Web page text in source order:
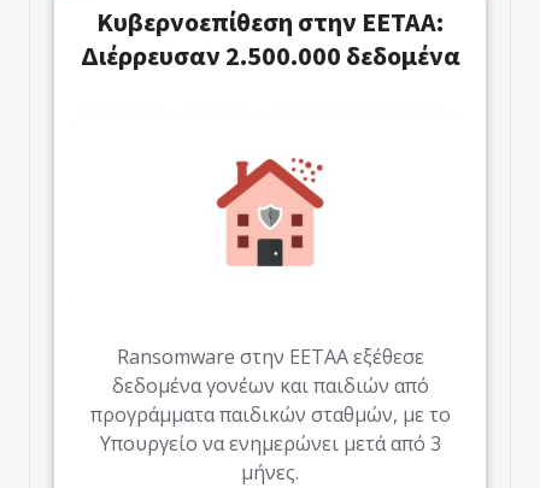
Κυβερνοεπίθεση στην ΕΕΤΑΑ:
Διέρρευσαν 2.500.000 δεδομένα
Ransomware στην ΕΕΤΑΑ εξέθεσε
δεδομένα γονέων και παιδιών από
προγράμματα παιδικών σταθμών, με το
Υπουργείο να ενημερώνει μετά από 3
μήνες.